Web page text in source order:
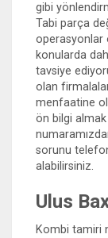
gibi
Tabi parça
operasyonlar
konularda
tavsiye
olan
menfaatine
ön bilgi
sorunu
alabilirsiniz.
Ulus
Kombi tamiri